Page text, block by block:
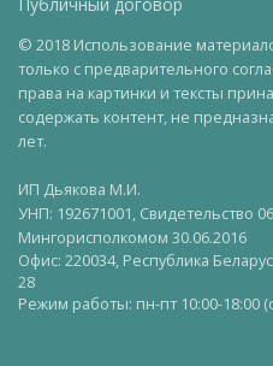
© 2018 Использование
только с предварительного
права на картинки и тексты
содержать контент, не
лет.
ИП Дьякова М.И.
УНП: 192671001, Свидетельство
Мингорисполкомом 30.06.2016
Офис: 220034, Республика
28
Режим работы: пн-пт 10:00-18:00